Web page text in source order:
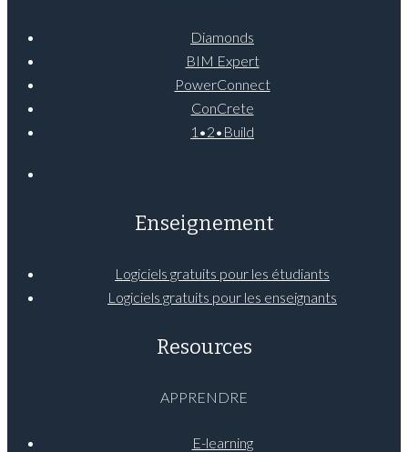
Diamonds
BIM Expert
PowerConnect
ConCrete
1•2•Build
Enseignement
Logiciels gratuits pour les étudiants
Logiciels gratuits pour les enseignants
Resources
APPRENDRE
E-learning